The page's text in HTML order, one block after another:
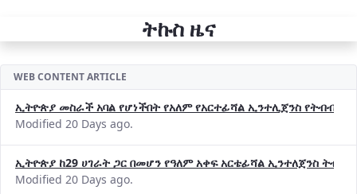
ትኩስ ዜና
WEB CONTENT ARTICLE
ኢትዮጵያ መስራች አባል የሆነችበት የአለም የአርተፊሻል ኢንተሊጀንስ የትብብር
Modified 20 Days ago.
ኢትዮጵያ ከ29 ሀገራት ጋር በመሆን የዓለም አቀፍ አርቴፊሻል ኢንተለጀንስ
Modified 20 Days ago.